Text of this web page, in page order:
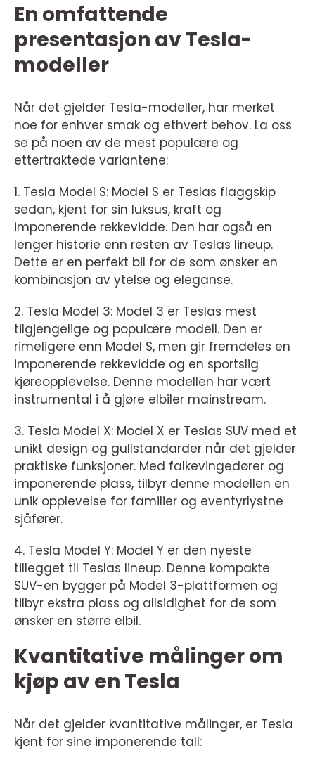
En omfattende
presentasjon av Tesla-
modeller
Når det gjelder Tesla-modeller, har merket
noe for enhver smak og ethvert behov. La oss
se på noen av de mest populære og
ettertraktede variantene:
1. Tesla Model S: Model S er Teslas flaggskip
sedan, kjent for sin luksus, kraft og
imponerende rekkevidde. Den har også en
lenger historie enn resten av Teslas lineup.
Dette er en perfekt bil for de som ønsker en
kombinasjon av ytelse og eleganse.
2. Tesla Model 3: Model 3 er Teslas mest
tilgjengelige og populære modell. Den er
rimeligere enn Model S, men gir fremdeles en
imponerende rekkevidde og en sportslig
kjøreopplevelse. Denne modellen har vært
instrumental i å gjøre elbiler mainstream.
3. Tesla Model X: Model X er Teslas SUV med et
unikt design og gullstandarder når det gjelder
praktiske funksjoner. Med falkevingedører og
imponerende plass, tilbyr denne modellen en
unik opplevelse for familier og eventyrlystne
sjåfører.
4. Tesla Model Y: Model Y er den nyeste
tillegget til Teslas lineup. Denne kompakte
SUV-en bygger på Model 3-plattformen og
tilbyr ekstra plass og allsidighet for de som
ønsker en større elbil.
Kvantitative målinger om
kjøp av en Tesla
Når det gjelder kvantitative målinger, er Tesla
kjent for sine imponerende tall: